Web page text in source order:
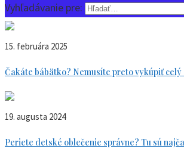
Vyhľadávanie pre:
15. februára 2025
Čakáte bábätko? Nemusíte preto vykúpiť celý
19. augusta 2024
Periete detské oblečenie správne? Tu sú